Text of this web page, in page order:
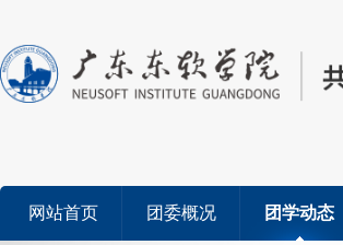
网站首页 团委概况 团学动态